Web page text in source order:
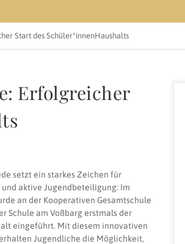
Start des Schüler*innenHaushalts
Erfolgreicher
setzt ein starkes Zeichen für
aktive Jugendbeteiligung: Im
an der Kooperativen Gesamtschule
Schule am Voßbarg erstmals der
eingeführt. Mit diesem innovativen
Jugendliche die Möglichkeit,